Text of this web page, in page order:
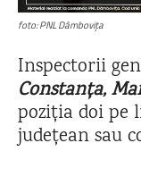
foto: PNL Dâmbovița
Inspectorii
Constanța,
poziția doi pe
județean sau